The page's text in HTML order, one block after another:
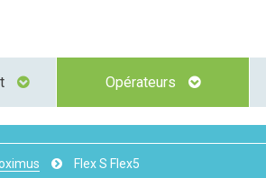
Opérateurs
Flex S Flex5